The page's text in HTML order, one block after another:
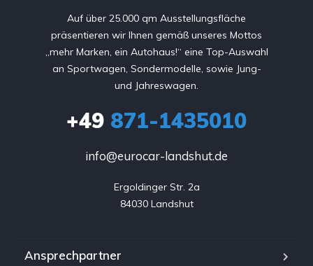
Auf über 25.000 qm Ausstellungsfläche
präsentieren wir Ihnen gemäß unseres Mottos
„mehr Marken, ein Autohaus!“ eine Top-Auswahl
an Sportwagen, Sondermodelle, sowie Jung-
und Jahreswagen.
+49 871-1435010
info@eurocar-landshut.de
Ergoldinger Str. 2a
84030 Landshut
Ansprechpartner